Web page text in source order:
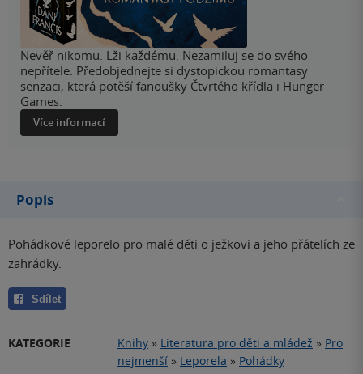
Nevěř nikomu. Lži každému. Nezamiluj se do svého
nepřítele. Předobjednejte si dystopickou romantasy
senzaci, která potěší fanoušky Čtvrtého křídla i Hunger
Games.
Více informací
Popis
Pohádkové leporelo pro malé děti o ježkovi a jeho přátelích ze
zahrádky.
Sdílet
KATEGORIE Knihy » Literatura pro děti a mládež » Pro
nejmenší » Leporela » Pohádky